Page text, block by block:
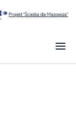
Projekt "Ścieżka dla Mazowsza"